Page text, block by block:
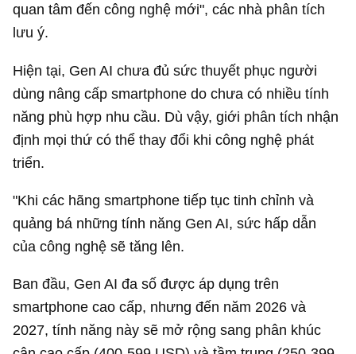
quan tâm đến công nghệ mới", các nhà phân tích
lưu ý.
Hiện tại, Gen AI chưa đủ sức thuyết phục người
dùng nâng cấp smartphone do chưa có nhiều tính
năng phù hợp nhu cầu. Dù vậy, giới phân tích nhận
định mọi thứ có thể thay đổi khi công nghệ phát
triển.
"Khi các hãng smartphone tiếp tục tinh chỉnh và
quảng bá những tính năng Gen AI, sức hấp dẫn
của công nghệ sẽ tăng lên.
Ban đầu, Gen AI đa số được áp dụng trên
smartphone cao cấp, nhưng đến năm 2026 và
2027, tính năng này sẽ mở rộng sang phân khúc